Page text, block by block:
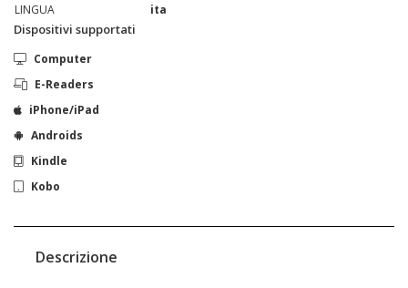
LINGUA
ita
Dispositivi supportati
Computer
E-Readers
iPhone/iPad
Androids
Kindle
Kobo
Descrizione